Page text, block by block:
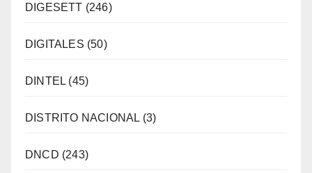
DIGESETT (246)
DIGITALES (50)
DINTEL (45)
DISTRITO NACIONAL (3)
DNCD (243)